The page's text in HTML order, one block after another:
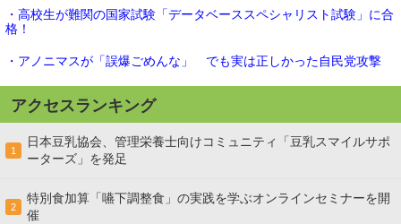
・高校生が難関の国家試験「データベーススペシャリスト試験」に合
格！
・アノニマスが「誤爆ごめんな」 でも実は正しかった自民党攻撃
アクセスランキング
1
日本豆乳協会、管理栄養士向けコミュニティ「豆乳スマイルサポ
ーターズ」を発足
2
特別食加算「嚥下調整食」の実践を学ぶオンラインセミナーを開
催